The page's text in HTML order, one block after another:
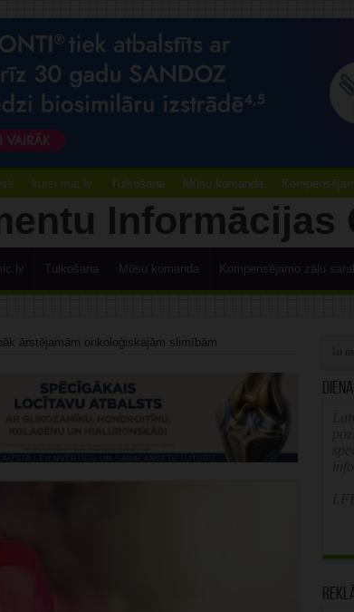
kursi.mic.lv Tulkošana Mūsu komanda
Tulkošana Mūsu komanda Kompensējamo zāļu
ārstējamām onkoloģiskajām slimībām